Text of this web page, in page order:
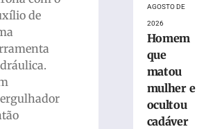
de
AGOSTO DE
2026
Homem
que
matou
mulher e
ocultou
cadáver